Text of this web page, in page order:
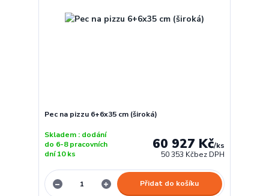
Pec na pizzu 6+6x35 cm (široká)
60 927 Kč/ks
50 353 Kčbez DPH
Skladem : dodání
do 6-8 pracovních
dní 10 ks
Přidat do košíku